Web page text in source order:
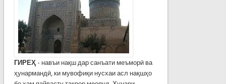
ГИРЕҲ - навъи нақш дар санъати меъморӣ ва
ҳунармандӣ, ки мувофиқи нусхаи асл нақшҳо